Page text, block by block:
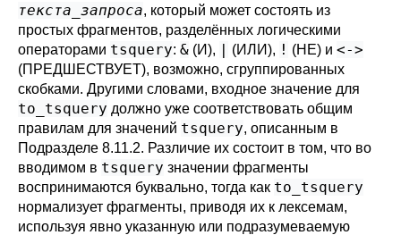
текста_запроса, который может состоять из
простых фрагментов, разделённых логическими
операторами tsquery: & (И), | (ИЛИ), ! (НЕ) и <->
(ПРЕДШЕСТВУЕТ), возможно, сгруппированных
скобками. Другими словами, входное значение для
to_tsquery должно уже соответствовать общим
правилам для значений tsquery, описанным в
Подразделе 8.11.2. Различие их состоит в том, что во
вводимом в tsquery значении фрагменты
воспринимаются буквально, тогда как to_tsquery
нормализует фрагменты, приводя их к лексемам,
используя явно указанную или подразумеваемую